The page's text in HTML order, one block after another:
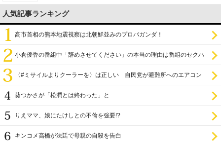
人気記事ランキング
高市首相の熊本地震視察は北朝鮮並みのプロパガンダ！
小倉優香の番組中「辞めさせてください」の本当の理由は番組のセクハ
〈#ミサイルよりクーラーを〉は正しい 自民党が避難所へのエアコン
葵つかさが「松潤とは終わった」と
りえママ、娘にたけしとの不倫を強要!?
キンコメ高橋が法廷で母親の自殺を告白